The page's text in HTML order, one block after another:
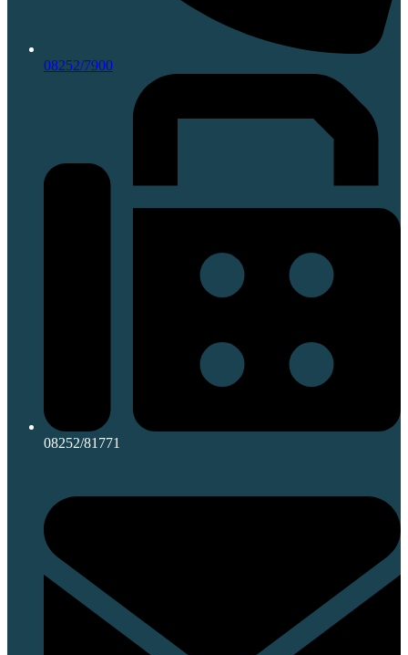
08252/7900
08252/81771